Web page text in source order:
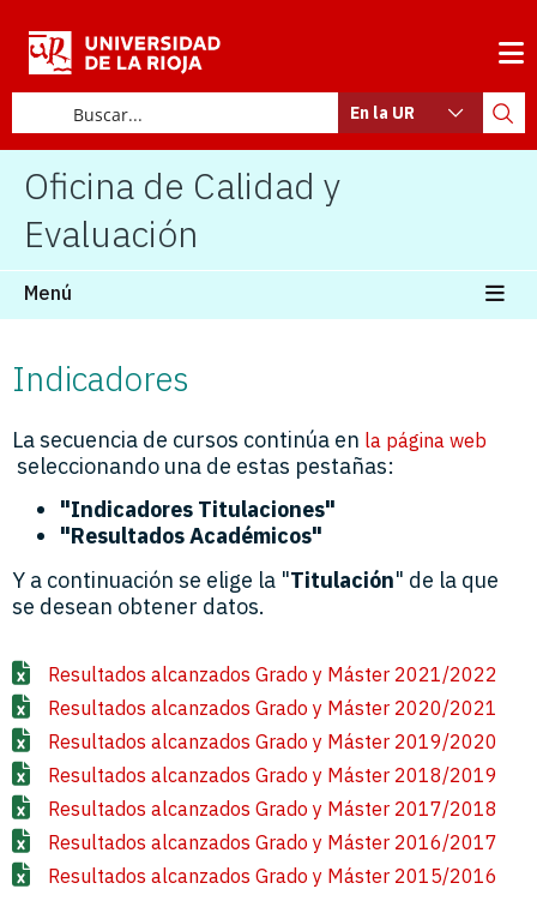
En la UR
Oficina de Calidad y
Evaluación
Menú
Indicadores
La secuencia de cursos continúa en la página web
seleccionando una de estas pestañas:
"Indicadores Titulaciones"
"Resultados Académicos"
Y a continuación se elige la "Titulación" de la que
se desean obtener datos.
Resultados alcanzados Grado y Máster 2021/2022
Resultados alcanzados Grado y Máster 2020/2021
Resultados alcanzados Grado y Máster 2019/2020
Resultados alcanzados Grado y Máster 2018/2019
Resultados alcanzados Grado y Máster 2017/2018
Resultados alcanzados Grado y Máster 2016/2017
Resultados alcanzados Grado y Máster 2015/2016